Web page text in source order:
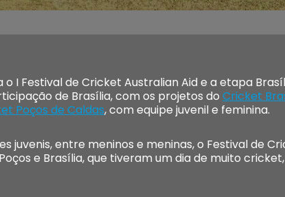
I Festival de Cricket Australian Aid e a etapa
de Brasília, com os projetos do Cricket
Poços de Caldas, com equipe juvenil e feminina.
juvenis, entre meninos e meninas, o Festival de
e Brasília, que tiveram um dia de muito